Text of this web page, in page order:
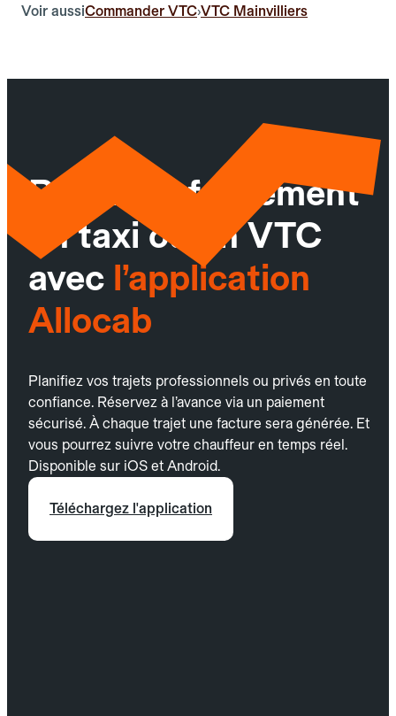
Voir aussiCommander VTC›VTC Mainvilliers
Réservez facilement
un taxi ou un VTC
avec l’application
Allocab
Planifiez vos trajets professionnels ou privés en toute
confiance. Réservez à l’avance via un paiement
sécurisé. À chaque trajet une facture sera générée. Et
vous pourrez suivre votre chauffeur en temps réel.
Disponible sur iOS et Android.
Téléchargez l'application